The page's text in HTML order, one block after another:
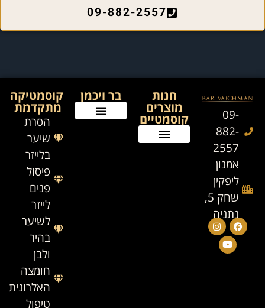
09-882-2557
09-
882-
2557
אמנון
ליפקין
שחק 5,
נתניה
חנות
מוצרים
קוסמטיים
בר ויכמן קוסמטיקה
מתקדמת
הסרת
שיער
בלייזר
פיסול
פנים
לייזר
לשיער
בהיר
ולבן
חומצה
האלרונית
טיפול